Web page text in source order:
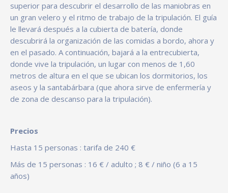
superior para descubrir el desarrollo de las maniobras en
un gran velero y el ritmo de trabajo de la tripulación. El guía
le llevará después a la cubierta de batería, donde
descubrirá la organización de las comidas a bordo, ahora y
en el pasado. A continuación, bajará a la entrecubierta,
donde vive la tripulación, un lugar con menos de 1,60
metros de altura en el que se ubican los dormitorios, los
aseos y la santabárbara (que ahora sirve de enfermería y
de zona de descanso para la tripulación).
Precios
Hasta 15 personas : tarifa de 240 €
Más de 15 personas : 16 € / adulto ; 8 € / niño (6 a 15
años)